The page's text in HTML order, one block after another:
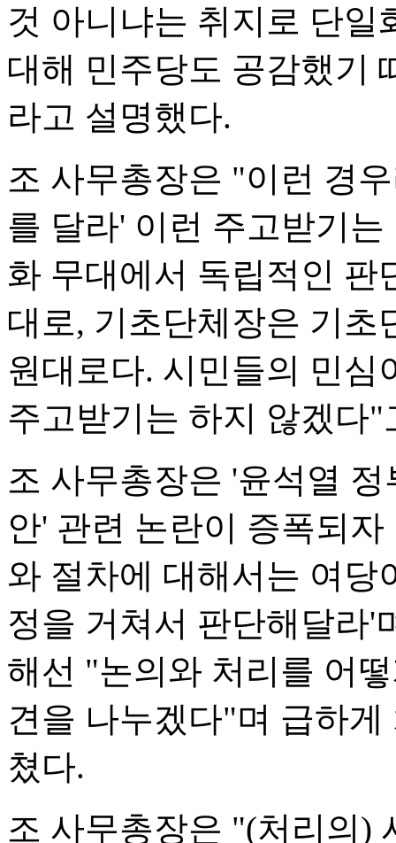
것 아니냐는 취지로 단
대해 민주당도 공감했기
라고 설명했다.
조 사무총장은 "이런 경
를 달라' 이런 주고받기
화 무대에서 독립적인 판
대로, 기초단체장은 기초
원대로다. 시민들의 민심
주고받기는 하지 않겠다"
조 사무총장은 '윤석열
안' 관련 논란이 증폭되
와 절차에 대해서는 여당
정을 거쳐서 판단해달라'
해선 "논의와 처리를 어
견을 나누겠다"며 급하
쳤다.
조 사무총장은 "(처리의)